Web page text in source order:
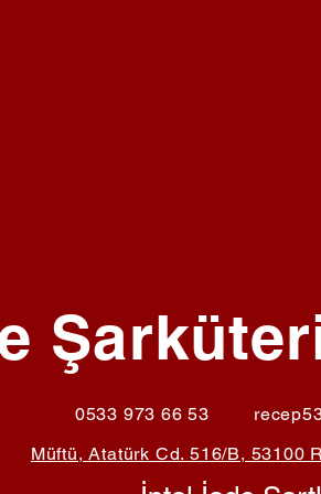
0533 973 66 53
Müftü, Atatürk Cd. 516/B, 53100